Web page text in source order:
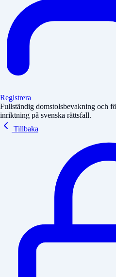
Registrera
Fullständig domstolsbevakning och
inriktning på svenska rättsfall.
Tillbaka